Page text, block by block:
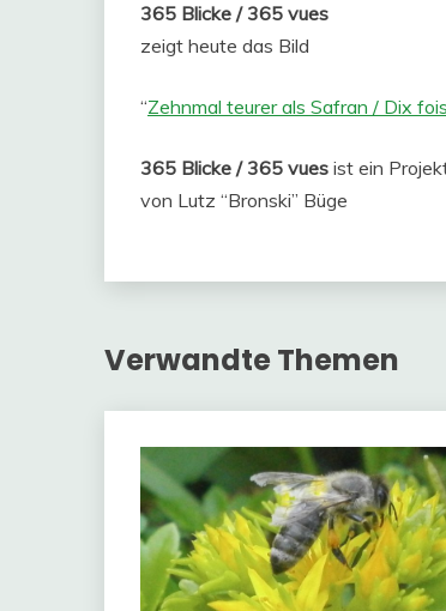
365 Blicke / 365 vues
zeigt heute das Bild
“Zehnmal teurer als Safran / Dix
365 Blicke / 365 vues ist ein
von Lutz “Bronski” Büge
Verwandte Themen